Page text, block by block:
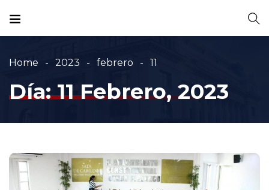
Home 2023 febrero 11
Día:11 Febrero, 2023